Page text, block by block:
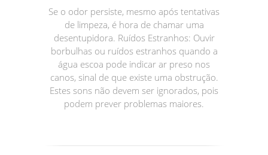
Se o odor persiste, mesmo após tentativas
de limpeza, é hora de chamar uma
desentupidora. Ruídos Estranhos: Ouvir
borbulhas ou ruídos estranhos quando a
água escoa pode indicar ar preso nos
canos, sinal de que existe uma obstrução.
Estes sons não devem ser ignorados, pois
podem prever problemas maiores.